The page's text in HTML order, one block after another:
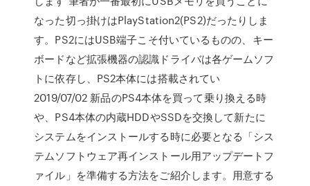
なった切っ掛けはPlayStation2(PS2)だったりしま
す。PS2にはUSB端子こそ付いているものの、キー
ボードなど拡張機器の認識ドライバは各ゲームソフ
トに依存し、PS2本体には搭載されてい
2019/07/02 新品のPS4本体を買って乗り換える時
や、PS4本体の内蔵HDDやSSDを交換して新たに
システムをインストールする時に必要となる「シス
テムソフトウェア再インストール用アップデートフ
ァイル」を準備する方法をご紹介します。用意する